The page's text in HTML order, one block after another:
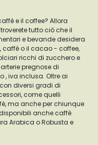
e il coffee? Allora
tutto ciò che il
e bevande desidera
caffè o il cacao - coffee,
ricchi di zucchero e
pregnose di
, iva inclusa. Oltre ai
diversi gradi di
come quelli
ma anche per chiunque
anche caffè
Arabica o Robusta e